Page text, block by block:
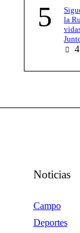
5
la
4
Noticias
Campo
Deportes